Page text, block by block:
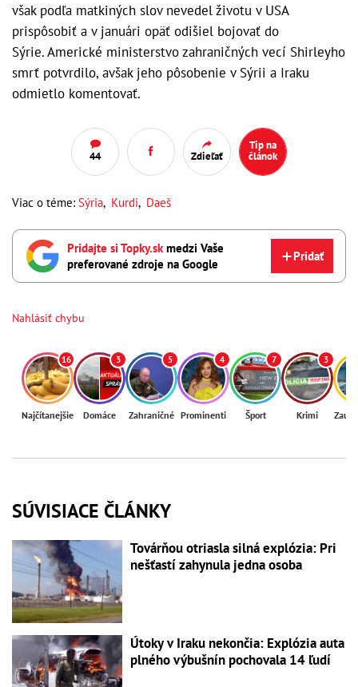
však podľa matkiných slov nevedel životu v USA
prispôsobiť a v januári opäť odišiel bojovať do
Sýrie. Americké ministerstvo zahraničných vecí Shirleyho
smrť potvrdilo, avšak jeho pôsobenie v Sýrii a Iraku
odmietlo komentovať.
44 Zdieľať
Tip na
článok
Viac o téme: Sýria, Kurdi, Daeš
Pridajte si Topky.sk medzi Vaše
preferované zdroje na Google
Pridať
Nahlásiť chybu
16
Najčítanejšie
3
Domáce
5
Zahraničné
4
Prominenti
7
Šport
3
Krimi
SÚVISIACE ČLÁNKY
Továrňou otriasla silná explózia: Pri
nešťastí zahynula jedna osoba
Útoky v Iraku nekončia: Explózia auta
plného výbušnín pochovala 14 ľudí